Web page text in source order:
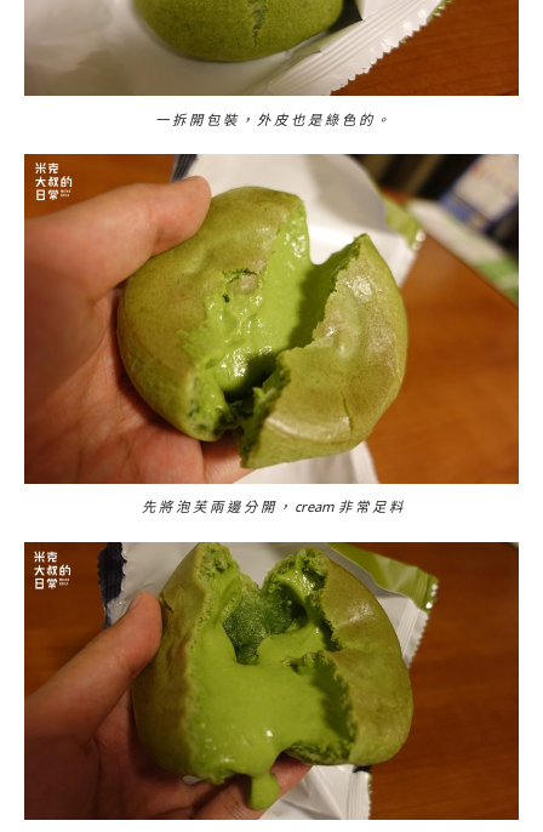
一 拆 開 包 裝 ， 外 皮 也 是 綠 色 的 。
先 將 泡 芙 兩 邊 分 開 ， cream 非 常 足 料